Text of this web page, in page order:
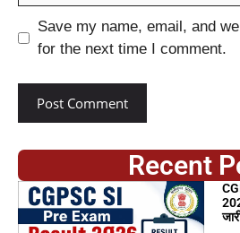
Save my name, email, and
for the next time I comment.
Recent